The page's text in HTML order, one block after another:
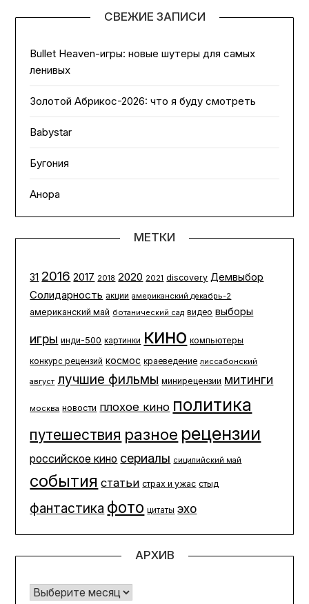
СВЕЖИЕ ЗАПИСИ
Bullet Heaven-игры: новые шутеры для самых
ленивых
Золотой Абрикос-2026: что я буду смотреть
Babystar
Бугония
Анора
МЕТКИ
31 2016 2017 2018 2020 2021 discovery Демвыбор
Солидарность акции американский декабрь-2
американский май ботанический сад видео выборы
игры инди-500 картинки кино компьютеры
конкурс рецензий космос краеведение лиссабонский
август лучшие фильмы минирецензии митинги
москва новости плохое кино политика
путешествия разное рецензии
российское кино сериалы сицилийский май
события статьи страх и ужас стыд
фантастика фото цитаты эхо
АРХИВ
Архив